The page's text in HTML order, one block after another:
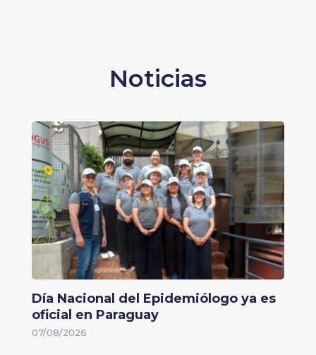
Noticias
Día Nacional del Epidemiólogo ya es
oficial en Paraguay
07/08/2026